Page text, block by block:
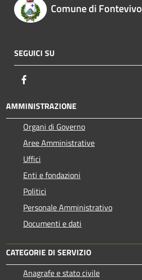
Comune di Fontevivo
SEGUICI SU
AMMINISTRAZIONE
Organi di Governo
Aree Amministrative
Uffici
Enti e fondazioni
Politici
Personale Amministrativo
Documenti e dati
CATEGORIE DI SERVIZIO
Anagrafe e stato civile